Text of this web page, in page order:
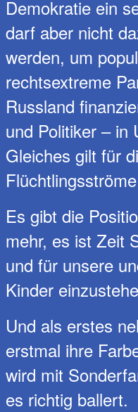
Demokratie ein
darf aber nicht
werden, um
rechtsextreme
Russland
und Politiker – in
Gleiches gilt für
Es gibt die
mehr, es ist Zeit
und für unsere
Kinder
Und als erstes
erstmal ihre
wird mit
es richtig ballert.